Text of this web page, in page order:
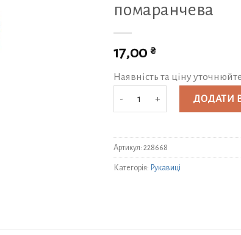
помаранчева
17,00 ₴
Наявність та ціну
Рукавиця (WE2105) помаранчева
ДОДАТИ
Артикул: 228668
Категорія: Рукавиці